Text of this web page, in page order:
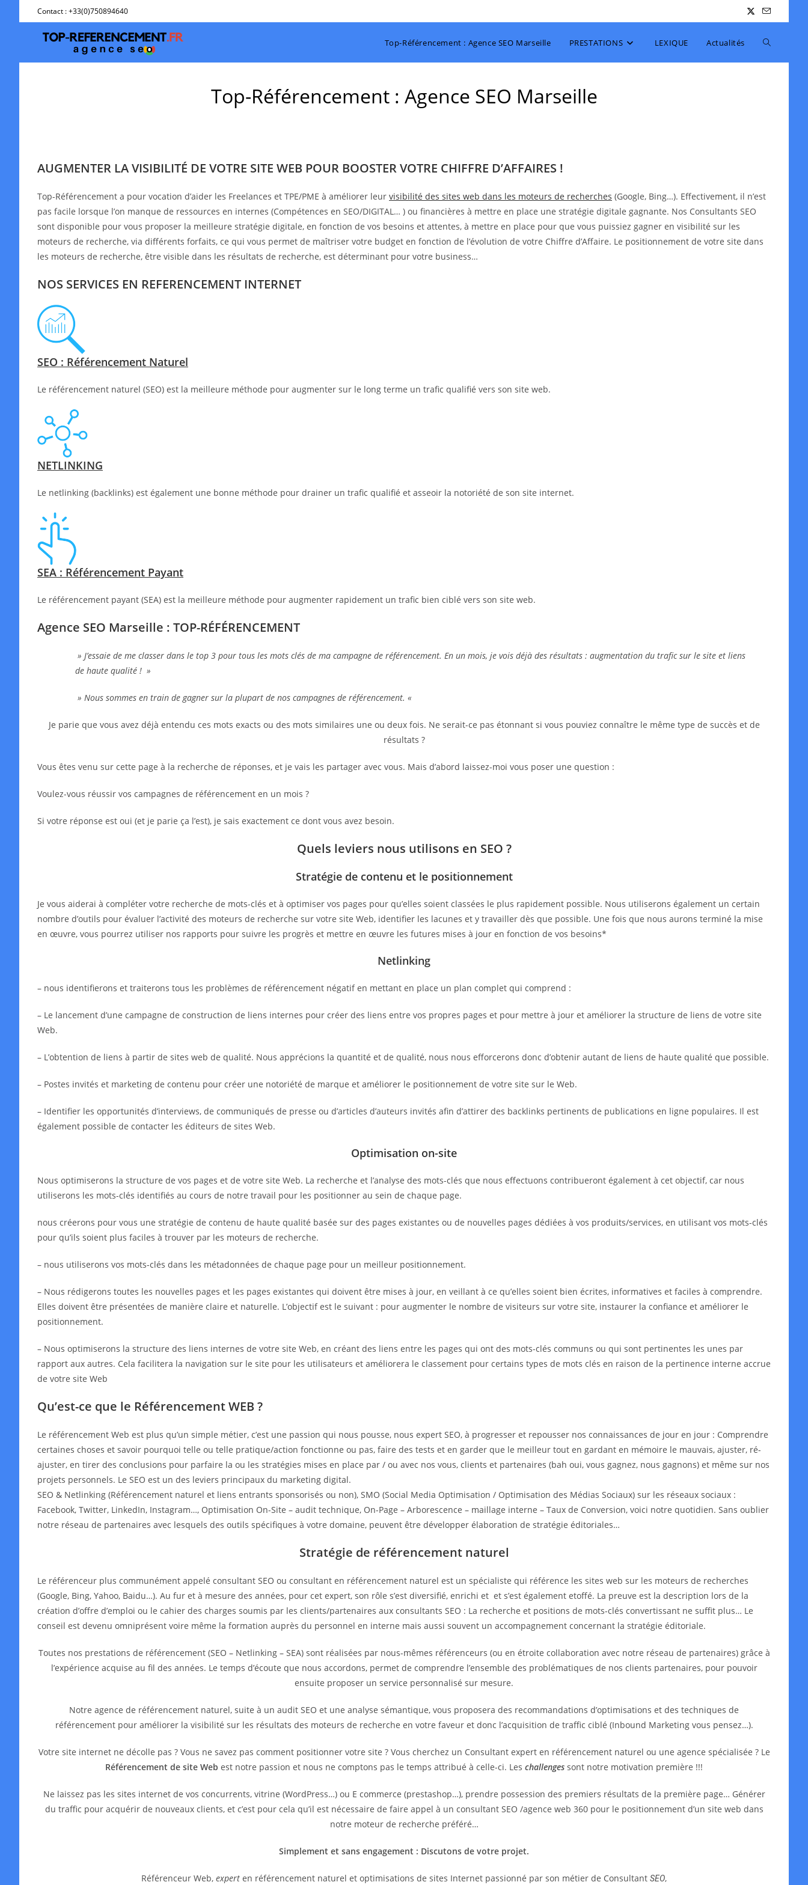
Contact : +33(0)750894640
Top-Référencement : Agence SEO Marseille PRESTATIONS LEXIQUE Actualités Toggle
Top-Référencement : Agence SEO Marseille
AUGMENTER LA VISIBILITÉ DE VOTRE SITE WEB POUR BOOSTER VOTRE CHIFFRE D’AFFAIRES !
Top-Référencement a pour vocation d’aider les Freelances et TPE/PME à améliorer leur visibilité des sites web dans les moteurs de recherches (Google, Bing…). Effectivement, il n’est
pas facile lorsque l’on manque de ressources en internes (Compétences en SEO/DIGITAL… ) ou financières à mettre en place une stratégie digitale gagnante. Nos Consultants SEO
sont disponible pour vous proposer la meilleure stratégie digitale, en fonction de vos besoins et attentes, à mettre en place pour que vous puissiez gagner en visibilité sur les
moteurs de recherche, via différents forfaits, ce qui vous permet de maîtriser votre budget en fonction de l’évolution de votre Chiffre d’Affaire. Le positionnement de votre site dans
les moteurs de recherche, être visible dans les résultats de recherche, est déterminant pour votre business…
NOS SERVICES EN REFERENCEMENT INTERNET
SEO : Référencement Naturel
Le référencement naturel (SEO) est la meilleure méthode pour augmenter sur le long terme un trafic qualifié vers son site web.
NETLINKING
Le netlinking (backlinks) est également une bonne méthode pour drainer un trafic qualifié et asseoir la notoriété de son site internet.
SEA : Référencement Payant
Le référencement payant (SEA) est la meilleure méthode pour augmenter rapidement un trafic bien ciblé vers son site web.
Agence SEO Marseille : TOP-RÉFÉRENCEMENT
» J’essaie de me classer dans le top 3 pour tous les mots clés de ma campagne de référencement. En un mois, je vois déjà des résultats : augmentation du trafic sur le site et liens
de haute qualité ! »
» Nous sommes en train de gagner sur la plupart de nos campagnes de référencement. «
Je parie que vous avez déjà entendu ces mots exacts ou des mots similaires une ou deux fois. Ne serait-ce pas étonnant si vous pouviez connaître le même type de succès et de
résultats ?
Vous êtes venu sur cette page à la recherche de réponses, et je vais les partager avec vous. Mais d’abord laissez-moi vous poser une question :
Voulez-vous réussir vos campagnes de référencement en un mois ?
Si votre réponse est oui (et je parie ça l’est), je sais exactement ce dont vous avez besoin.
Quels leviers nous utilisons en SEO ?
Stratégie de contenu et le positionnement
Je vous aiderai à compléter votre recherche de mots-clés et à optimiser vos pages pour qu’elles soient classées le plus rapidement possible. Nous utiliserons également un certain
nombre d’outils pour évaluer l’activité des moteurs de recherche sur votre site Web, identifier les lacunes et y travailler dès que possible. Une fois que nous aurons terminé la mise
en œuvre, vous pourrez utiliser nos rapports pour suivre les progrès et mettre en œuvre les futures mises à jour en fonction de vos besoins*
Netlinking
– nous identifierons et traiterons tous les problèmes de référencement négatif en mettant en place un plan complet qui comprend :
– Le lancement d’une campagne de construction de liens internes pour créer des liens entre vos propres pages et pour mettre à jour et améliorer la structure de liens de votre site
Web.
– L’obtention de liens à partir de sites web de qualité. Nous apprécions la quantité et de qualité, nous nous efforcerons donc d’obtenir autant de liens de haute qualité que possible.
– Postes invités et marketing de contenu pour créer une notoriété de marque et améliorer le positionnement de votre site sur le Web.
– Identifier les opportunités d’interviews, de communiqués de presse ou d’articles d’auteurs invités afin d’attirer des backlinks pertinents de publications en ligne populaires. Il est
également possible de contacter les éditeurs de sites Web.
Optimisation on-site
Nous optimiserons la structure de vos pages et de votre site Web. La recherche et l’analyse des mots-clés que nous effectuons contribueront également à cet objectif, car nous
utiliserons les mots-clés identifiés au cours de notre travail pour les positionner au sein de chaque page.
nous créerons pour vous une stratégie de contenu de haute qualité basée sur des pages existantes ou de nouvelles pages dédiées à vos produits/services, en utilisant vos mots-clés
pour qu’ils soient plus faciles à trouver par les moteurs de recherche.
– nous utiliserons vos mots-clés dans les métadonnées de chaque page pour un meilleur positionnement.
– Nous rédigerons toutes les nouvelles pages et les pages existantes qui doivent être mises à jour, en veillant à ce qu’elles soient bien écrites, informatives et faciles à comprendre.
Elles doivent être présentées de manière claire et naturelle. L’objectif est le suivant : pour augmenter le nombre de visiteurs sur votre site, instaurer la confiance et améliorer le
positionnement.
– Nous optimiserons la structure des liens internes de votre site Web, en créant des liens entre les pages qui ont des mots-clés communs ou qui sont pertinentes les unes par
rapport aux autres. Cela facilitera la navigation sur le site pour les utilisateurs et améliorera le classement pour certains types de mots clés en raison de la pertinence interne accrue
de votre site Web
Qu’est-ce que le Référencement WEB ?
Le référencement Web est plus qu’un simple métier, c’est une passion qui nous pousse, nous expert SEO, à progresser et repousser nos connaissances de jour en jour : Comprendre
certaines choses et savoir pourquoi telle ou telle pratique/action fonctionne ou pas, faire des tests et en garder que le meilleur tout en gardant en mémoire le mauvais, ajuster, ré-
ajuster, en tirer des conclusions pour parfaire la ou les stratégies mises en place par / ou avec nos vous, clients et partenaires (bah oui, vous gagnez, nous gagnons) et même sur nos
projets personnels. Le SEO est un des leviers principaux du marketing digital.
SEO & Netlinking (Référencement naturel et liens entrants sponsorisés ou non), SMO (Social Media Optimisation / Optimisation des Médias Sociaux) sur les réseaux sociaux :
Facebook, Twitter, LinkedIn, Instagram…, Optimisation On-Site – audit technique, On-Page – Arborescence – maillage interne – Taux de Conversion, voici notre quotidien. Sans oublier
notre réseau de partenaires avec lesquels des outils spécifiques à votre domaine, peuvent être développer élaboration de stratégie éditoriales…
Stratégie de référencement naturel
Le référenceur plus communément appelé consultant SEO ou consultant en référencement naturel est un spécialiste qui référence les sites web sur les moteurs de recherches
(Google, Bing, Yahoo, Baidu…). Au fur et à mesure des années, pour cet expert, son rôle s’est diversifié, enrichi et et s’est également etoffé. La preuve est la description lors de la
création d’offre d’emploi ou le cahier des charges soumis par les clients/partenaires aux consultants SEO : La recherche et positions de mots-clés convertissant ne suffit plus… Le
conseil est devenu omniprésent voire même la formation auprès du personnel en interne mais aussi souvent un accompagnement concernant la stratégie éditoriale.
Toutes nos prestations de référencement (SEO – Netlinking – SEA) sont réalisées par nous-mêmes référenceurs (ou en étroite collaboration avec notre réseau de partenaires) grâce à
l’expérience acquise au fil des années. Le temps d’écoute que nous accordons, permet de comprendre l’ensemble des problématiques de nos clients partenaires, pour pouvoir
ensuite proposer un service personnalisé sur mesure.
Notre agence de référencement naturel, suite à un audit SEO et une analyse sémantique, vous proposera des recommandations d’optimisations et des techniques de
référencement pour améliorer la visibilité sur les résultats des moteurs de recherche en votre faveur et donc l’acquisition de traffic ciblé (Inbound Marketing vous pensez…).
Votre site internet ne décolle pas ? Vous ne savez pas comment positionner votre site ? Vous cherchez un Consultant expert en référencement naturel ou une agence spécialisée ? Le
Référencement de site Web est notre passion et nous ne comptons pas le temps attribué à celle-ci. Les challenges sont notre motivation première !!!
Ne laissez pas les sites internet de vos concurrents, vitrine (WordPress…) ou E commerce (prestashop…), prendre possession des premiers résultats de la première page… Générer
du traffic pour acquérir de nouveaux clients, et c’est pour cela qu’il est nécessaire de faire appel à un consultant SEO /agence web 360 pour le positionnement d’un site web dans
notre moteur de recherche préféré…
Simplement et sans engagement : Discutons de votre projet.
Référenceur Web, expert en référencement naturel et optimisations de sites Internet passionné par son métier de Consultant SEO,